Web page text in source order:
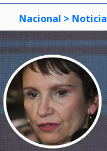
Nacional > Noticia